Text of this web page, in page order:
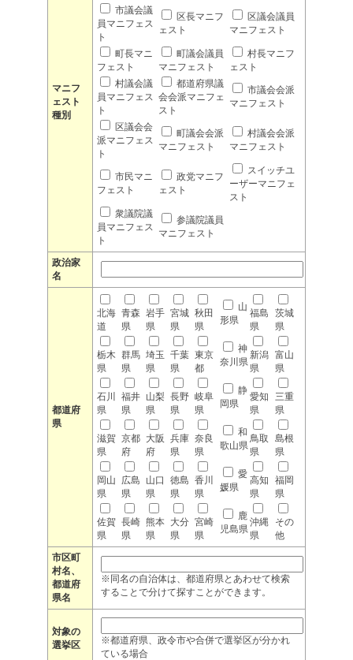
マニフ
ェスト
種別
市議会議
員マニフェス
ト
区長マニフ
ェスト
区議会議員
マニフェスト
町長マニ
フェスト
町議会議員
マニフェスト
村長マニフ
ェスト
村議会議
員マニフェス
ト
都道府県議
会会派マニフェ
スト
市議会会派
マニフェスト
区議会会
派マニフェス
ト
町議会会派
マニフェスト
村議会会派
マニフェスト
市民マニ
フェスト
政党マニフ
ェスト
スイッチユ
ーザーマニフェ
スト
衆議院議
員マニフェス
ト
参議院議員
マニフェスト
政治家
名
都道府
県
北海
道
青森
県
岩手
県
宮城
県
秋田
県
山
形県
福島
県
茨城
県
栃木
県
群馬
県
埼玉
県
千葉
県
東京
都
神
奈川県
新潟
県
富山
県
石川
県
福井
県
山梨
県
長野
県
岐阜
県
静
岡県
愛知
県
三重
県
滋賀
県
京都
府
大阪
府
兵庫
県
奈良
県
和
歌山県
鳥取
県
島根
県
岡山
県
広島
県
山口
県
徳島
県
香川
県
愛
媛県
高知
県
福岡
県
佐賀
県
長崎
県
熊本
県
大分
県
宮崎
県
鹿
児島県
沖縄
県
その
他
市区町
村名、
都道府
県名
※同名の自治体は、都道府県とあわせて検索
することで分けて探すことができます。
対象の
選挙区
※都道府県、政令市や合併で選挙区が分かれ
ている場合